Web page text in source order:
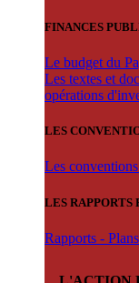
FINANCES
Le budget du
Les textes et
opérations
LES
Les
LES RAPPORTS
Rapports -